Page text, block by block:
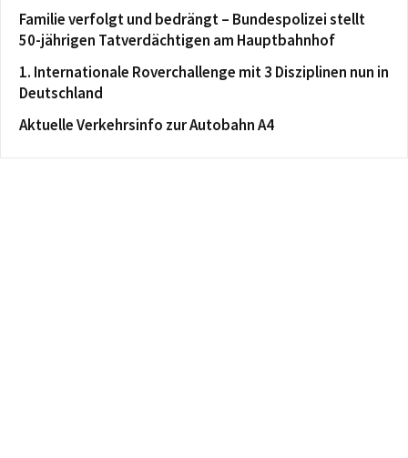
Familie verfolgt und bedrängt – Bundespolizei stellt
50-jährigen Tatverdächtigen am Hauptbahnhof
1. Internationale Roverchallenge mit 3 Disziplinen nun in
Deutschland
Aktuelle Verkehrsinfo zur Autobahn A4